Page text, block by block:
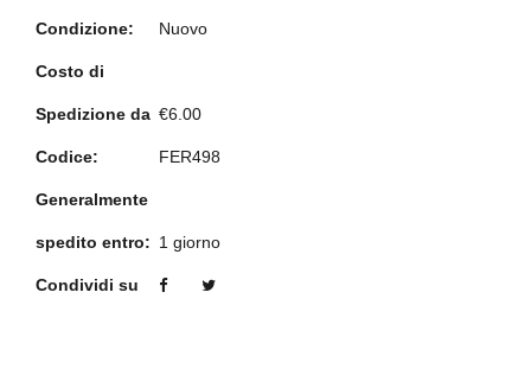
Condizione: Nuovo
Costo di
Spedizione da €6.00
Codice: FER498
Generalmente
spedito entro: 1 giorno
Condividi su